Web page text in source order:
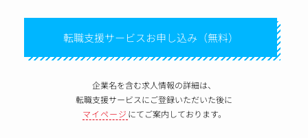
転職支援サービスお申し込み（無料）
企業名を含む求人情報の詳細は、
転職支援サービスにご登録いただいた後に
マイページ にてご案内しております。